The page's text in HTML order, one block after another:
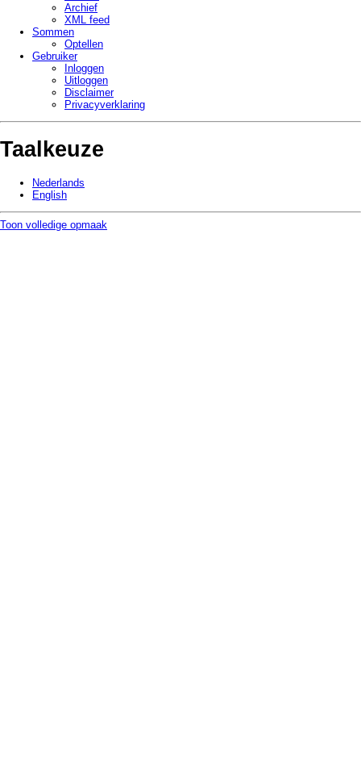
Archief
XML feed
Sommen
Optellen
Gebruiker
Inloggen
Uitloggen
Disclaimer
Privacy­verklaring
Taalkeuze
Nederlands
English
Toon volledige opmaak